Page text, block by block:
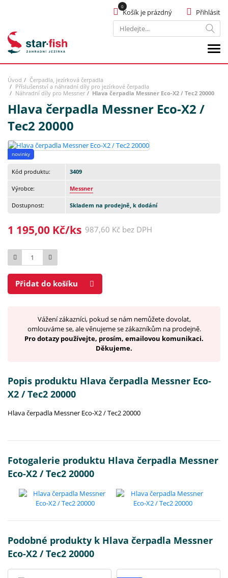
Hledat
Přihlásit
Košík je prázdný
Úvod
Čerpadla, jezírková čerpadla
Příslušenství a náhradní díly pro jezírkové čerpadla
Náhradní díly pro Messner
Hlava čerpadla Messner Eco-X2 / Tec2 20000
Hlava čerpadla Messner Eco-X2 /
Tec2 20000
novinky
Kód produktu: 3409
Výrobce: Messner
Dostupnost: Skladem na prodejně, k dodání
1 195,00 Kč/ks 987,60 Kč bez DPH
Počet
Přidat do košíku
Vážení zákazníci, pokud se nám nemůžete dovolat,
omlouváme se, ale věnujeme se zákazníkům na prodejně.
Pro dotazy používejte, prosím, emailovou komunikaci.
Děkujeme.
Popis produktu Hlava čerpadla Messner Eco-
X2 / Tec2 20000
Hlava čerpadla Messner Eco-X2 / Tec2 20000
Fotogalerie produktu Hlava čerpadla Messner
Eco-X2 / Tec2 20000
Podobné produkty k Hlava čerpadla Messner
Eco-X2 / Tec2 20000